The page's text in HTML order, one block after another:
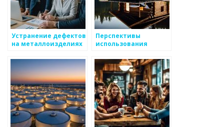
Устранение дефектов
на металлоизделиях
Перспективы
использования
промышленности